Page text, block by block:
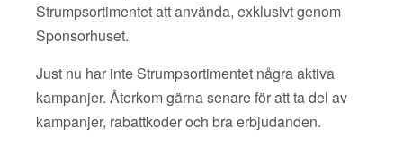
Strumpsortimentet att använda, exklusivt genom
Sponsorhuset.
Just nu har inte Strumpsortimentet några aktiva
kampanjer. Återkom gärna senare för att ta del av
kampanjer, rabattkoder och bra erbjudanden.